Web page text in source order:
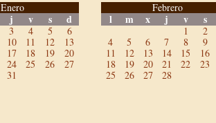
Enero
j v s d
3 4 5
6
10 11 12
13
17 18 19
20
24 25 26
27
31
Febrero
l m x j v s
1
2
4
5 6 7 8
9
11
12 13 14 15
16
18
19 20 21 22
23
25
26 27 28